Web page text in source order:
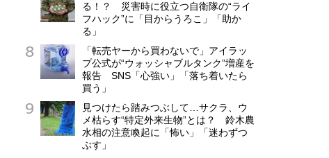
る！？ 災害時に役立つ自衛隊の“ライ
フハック”に「目からうろこ」「助か
る」
「転売ヤーから買わないで」アイラッ
プ公式が“ウォッシャブルタンク”増産を
報告 SNS「心強い」「落ち着いたら
買う」
見つけたら踏みつぶして…サクラ、ウ
メ枯らす“特定外来生物”とは？ 鈴木農
水相の注意喚起に「怖い」「迷わずつ
ぶす」